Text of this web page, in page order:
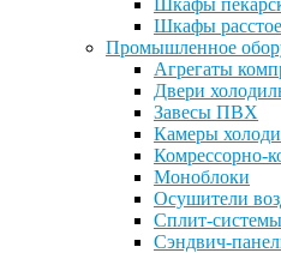
Шкафы
Шкафы
Промышленное
Агрегаты
Двери
Завесы ПВХ
Камеры
Комрессорно-
Моноблоки
Осушители
Сплит-системы
Сэндвич-